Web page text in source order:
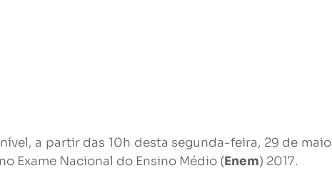
a partir das 10h desta segunda-feira, 29 de maio
Exame Nacional do Ensino Médio (Enem) 2017.